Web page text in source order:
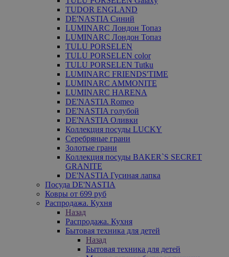
TUDOR ENGLAND
DE'NASTIA Синий
LUMINARC Лондон Топаз
LUMINARC Лондон Топаз
TULU PORSELEN
TULU PORSELEN color
TULU PORSELEN Tutku
LUMINARC FRIENDS'TIME
LUMINARC AMMONITE
LUMINARC HARENA
DE'NASTIA Romeo
DE'NASTIA голубой
DE'NASTIA Оливки
Коллекция посуды LUCKY
Серебряные грани
Золотые грани
Коллекция посуды BAKER`S SECRET
GRANITE
DE'NASTIA Гусиная лапка
Посуда DE'NASTIA
Ковры от 699 руб
Распродажа. Кухня
Назад
Распродажа. Кухня
Бытовая техника для детей
Назад
Бытовая техника для детей